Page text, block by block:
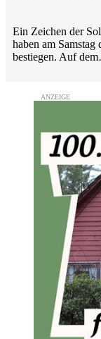
Ein Zeichen der
haben am
bestiegen. Auf